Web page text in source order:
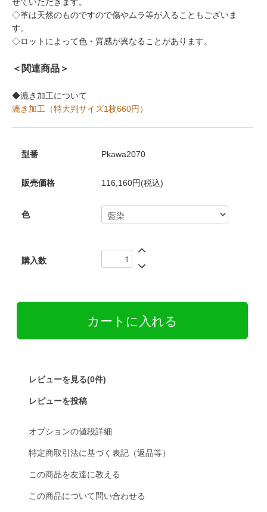
せていただきます。
◇革は天然のものですので傷やムラ等が入ることもございま
す。
◇ロットによって色・質感が異なることがあります。
＜関連商品＞
◆漉き加工について
漉き加工（特大判サイズ1枚660円）
型番 Pkawa2070
販売価格 116,160円(税込)
色
購入数
レビューを見る(0件)
レビューを投稿
オプションの値段詳細
特定商取引法に基づく表記（返品等）
この商品を友達に教える
この商品について問い合わせる